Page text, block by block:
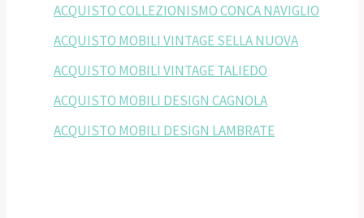
ACQUISTO COLLEZIONISMO CONCA NAVIGLIO
ACQUISTO MOBILI VINTAGE SELLA NUOVA
ACQUISTO MOBILI VINTAGE TALIEDO
ACQUISTO MOBILI DESIGN CAGNOLA
ACQUISTO MOBILI DESIGN LAMBRATE